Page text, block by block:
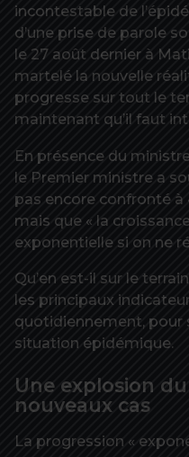
incontestable de
d’une prise de parole
le 27 août dernier à
martelé la nouvelle
progresse sur tout le
maintenant qu’il faut
En présence du
le Premier ministre a
pas encore confronté à
mais que « la
exponentielle si on ne
Qu’en est-il sur le
les principaux
quotidiennement, pour
situation épidémique.
Une explosion
nouveaux cas
La progression «